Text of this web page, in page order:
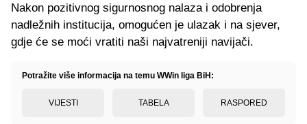
Nakon pozitivnog sigurnosnog nalaza i odobrenja
nadležnih institucija, omogućen je ulazak i na sjever,
gdje će se moći vratiti naši najvatreniji navijači.
Potražite više informacija na temu WWin liga BiH:
VIJESTI TABELA RASPORED